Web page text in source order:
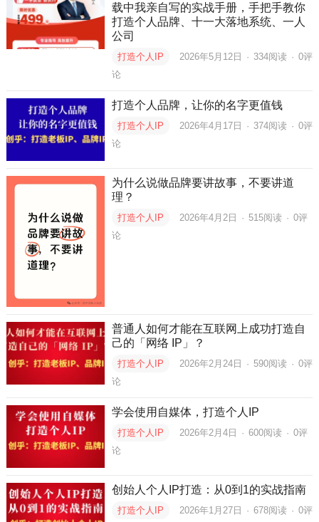
载中我亲自写的实战手册，手把手教你
打造个人品牌、十一大落地系统、一人
公司
打造个人IP 2026年5月12日 · 334阅读 · 0评
论
打造个人品牌，让你的名字更值钱
打造个人IP 2026年4月17日 · 374阅读 · 0评
论
为什么说做品牌要讲故事，不要讲道
理？
打造个人IP 2026年4月2日 · 515阅读 · 0评
论
普通人如何才能在互联网上成功打造自
己的「网络 IP」？
打造个人IP 2026年2月24日 · 590阅读 · 0评
论
学会使用自媒体，打造个人IP
打造个人IP 2026年2月4日 · 600阅读 · 0评
论
创始人个人IP打造：从0到1的实战指南
打造个人IP 2026年1月27日 · 678阅读 · 0评